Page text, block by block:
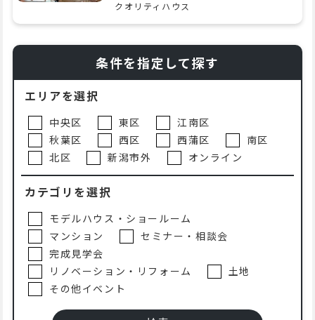
クオリティハウス
条件を指定して探す
エリアを選択
中央区 東区
江南区
秋葉区
西区 西蒲区
南区
北区
新潟市外 オンライン
カテゴリを選択
モデルハウス・ショールーム
マンション
セミナー・相談会
完成見学会
リノベーション・リフォーム
土地
その他イベント